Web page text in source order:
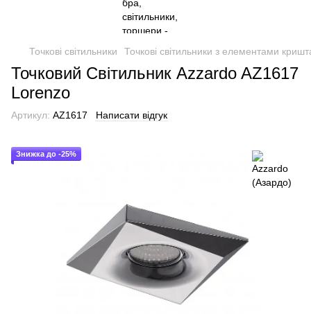
Точкові світильники Точкові світильники з елементами
Точковий Світильник Azzardo AZ1617
Lorenzo
Артикул: AZ1617 Написати відгук
Знижка до -25%